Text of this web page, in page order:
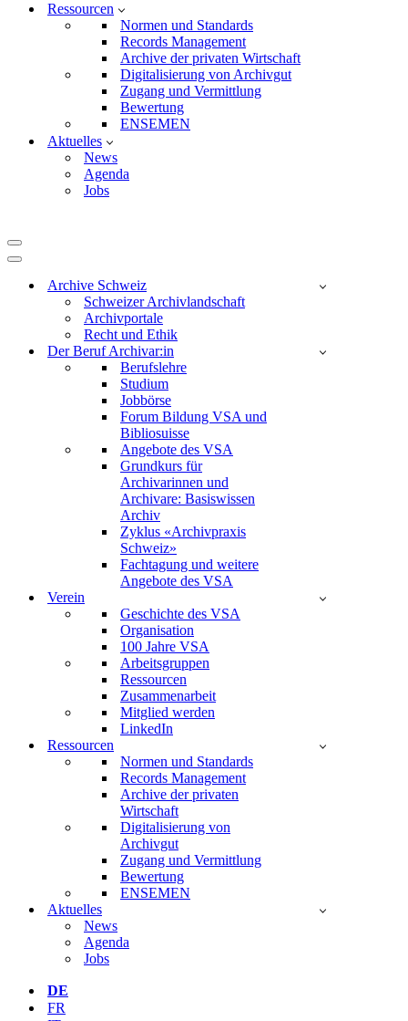
Ressourcen
Normen und Standards
Records Management
Archive der privaten Wirtschaft
Digitalisierung von Archivgut
Zugang und Vermittlung
Bewertung
ENSEMEN
Aktuelles
News
Agenda
Jobs
Navigationsmenü
Navigationsmenü
Archive Schweiz
Schweizer Archivlandschaft
Archivportale
Recht und Ethik
Der Beruf Archivar:in
Berufslehre
Studium
Jobbörse
Forum Bildung VSA und
Bibliosuisse
Angebote des VSA
Grundkurs für
Archivarinnen und
Archivare: Basiswissen
Archiv
Zyklus «Archivpraxis
Schweiz»
Fachtagung und weitere
Angebote des VSA
Verein
Geschichte des VSA
Organisation
100 Jahre VSA
Arbeitsgruppen
Ressourcen
Zusammenarbeit
Mitglied werden
LinkedIn
Ressourcen
Normen und Standards
Records Management
Archive der privaten
Wirtschaft
Digitalisierung von
Archivgut
Zugang und Vermittlung
Bewertung
ENSEMEN
Aktuelles
News
Agenda
Jobs
DE
FR